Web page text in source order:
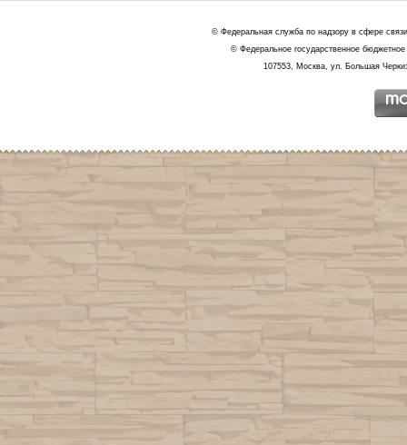
© Федеральная служба по надзору в сфере
© Федеральное государственное
107553, Москва, ул. Большая